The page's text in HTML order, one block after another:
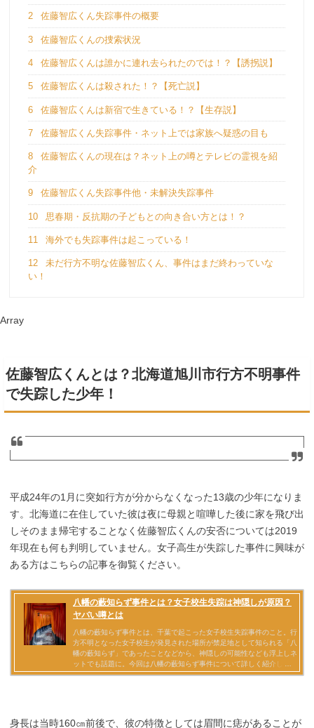
2 佐藤智広くん失踪事件の概要
3 佐藤智広くんの捜索状況
4 佐藤智広くんは誰かに連れ去られたのでは！？【誘拐説】
5 佐藤智広くんは殺された！？【死亡説】
6 佐藤智広くんは新宿で生きている！？【生存説】
7 佐藤智広くん失踪事件・ネット上では家族へ疑惑の目も
8
佐藤智広くんの現在は？ネット上の噂とテレビの霊視を紹
介
9 佐藤智広くん失踪事件他・未解決失踪事件
10 思春期・反抗期の子どもとの向き合い方とは！？
11 海外でも失踪事件は起こっている！
12
未だ行方不明な佐藤智広くん、事件はまだ終わっていな
い！
Array
佐藤智広くんとは？北海道旭川市行方不明事件
で失踪した少年！
平成24年の1月に突如行方が分からなくなった13歳の少年になりま
す。北海道に在住していた彼は夜に母親と喧嘩した後に家を飛び出
しそのまま帰宅することなく佐藤智広くんの安否については2019
年現在も何も判明していません。女子高生が失踪した事件に興味が
ある方はこちらの記事を御覧ください。
身長は当時160㎝前後で、彼の特徴としては眉間に痣があることが